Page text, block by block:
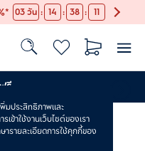
03วัน : 14 : 38 : 10
รี
มประสิทธิภาพและ
ข้าใช้งานเว็บไซต์ของเรา
รายละเอียดการใช้คุกกี้ของ